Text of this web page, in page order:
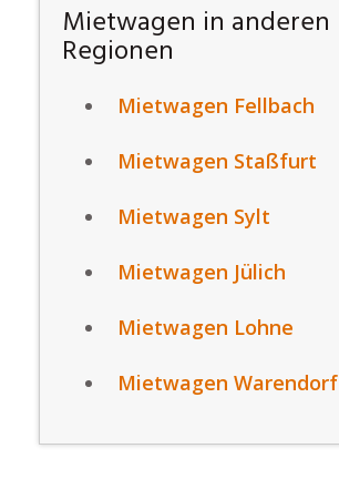
Mietwagen in anderen
Regionen
Mietwagen Fellbach
Mietwagen Staßfurt
Mietwagen Sylt
Mietwagen Jülich
Mietwagen Lohne
Mietwagen Warendorf